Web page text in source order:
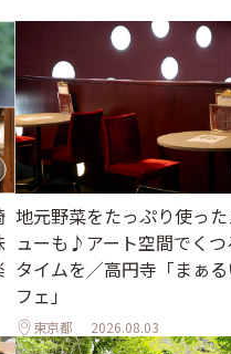
地元野菜をたっぷり使った
ューも♪アート空間でくつ
タイムを／高円寺「まぁ
フェ」
東京都 2026.08.03